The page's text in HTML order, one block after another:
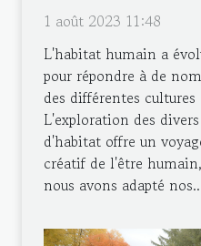
1 août 2023 11:48
L'habitat humain a
pour répondre à de
des différentes
L'exploration des
d'habitat offre un
créatif de l'être
nous avons adapté